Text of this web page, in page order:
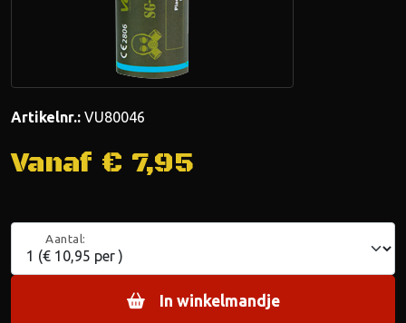
Artikelnr.: VU80046
Vanaf € 7,95
Aantal:
In winkelmandje